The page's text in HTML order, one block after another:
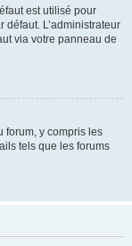
est utilisé pour
L’administrateur
via votre panneau de
forum, y compris les
tels que les forums